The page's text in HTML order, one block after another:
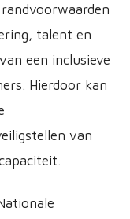
talent en
een inclusieve
Hierdoor kan
van